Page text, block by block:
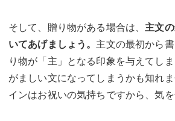
そして、贈り物がある場合は、 主文
いてあげましょう。 主文の最初から
り物が「主」となる印象を与えてし
がましい文になってしまうかも知れ
インはお祝いの気持ちですから、気を